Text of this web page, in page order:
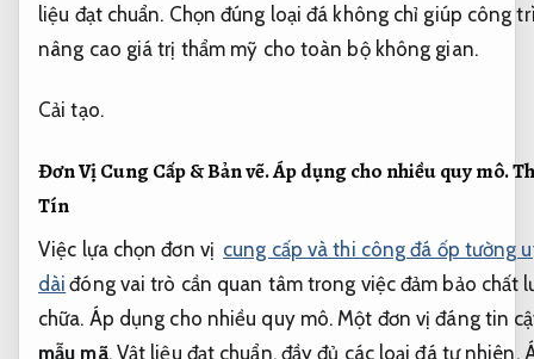
liệu đạt chuẩn. Chọn đúng loại đá không chỉ giúp công
nâng cao giá trị thẩm mỹ cho toàn bộ không gian.
Cải tạo.
Đơn Vị Cung Cấp &Bản vẽ.Áp dụng cho nhiều quy mô.
Tín
Việc lựa chọn đơn vị cung cấp và thi công đá ốp tường
dài đóng vai trò cần quan tâm trong việc đảm bảo chất
chữa. Áp dụng cho nhiều quy mô. Một đơn vị đáng tin
mẫu mã, Vật liệu đạt chuẩn.đầy đủ các loại đá tự nhiên,